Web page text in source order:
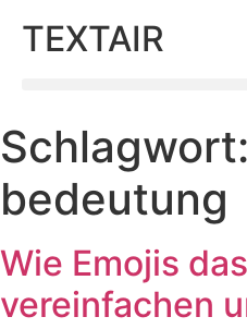
TEXTAIR
Schlagwort:
bedeutung
Wie Emojis
vereinfachen